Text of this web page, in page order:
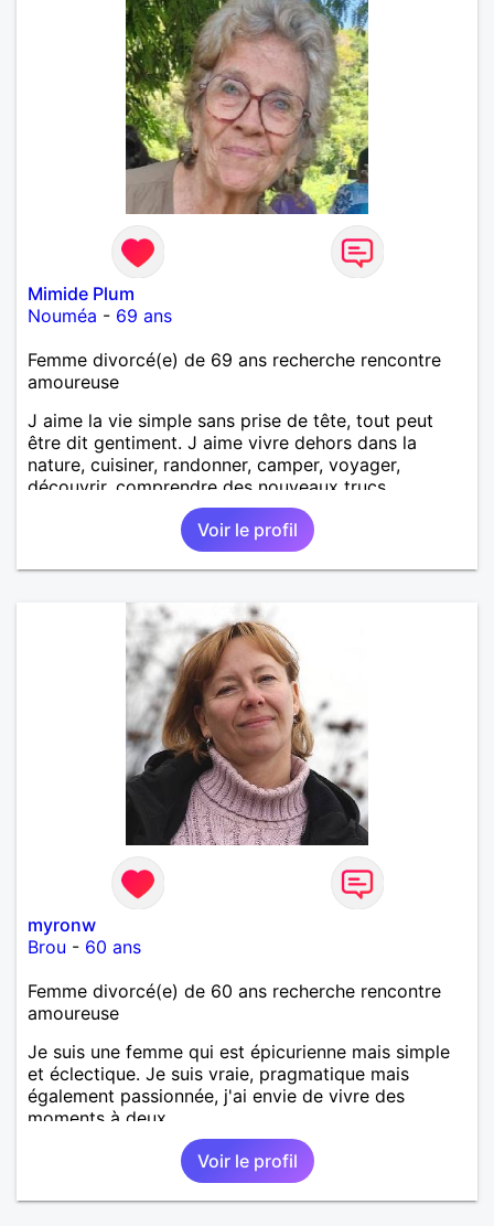
Mimide Plum
Nouméa - 69 ans
Femme divorcé(e) de 69 ans recherche rencontre
amoureuse
J aime la vie simple sans prise de tête, tout peut
être dit gentiment. J aime vivre dehors dans la
nature, cuisiner, randonner, camper, voyager,
découvrir, comprendre des nouveaux trucs
techniques et sur la vie des êtres vivants. J aime
danser, faire la fête. Je ne bois pratiquement pas d
alcool, je fume rarement, je ris souvent. Je cherche
un vrai amoureux pour continuer à profiter de la vie
en ai marre je veux partagé et rigoler
Voir le profil
myronw
Brou - 60 ans
Femme divorcé(e) de 60 ans recherche rencontre
amoureuse
Je suis une femme qui est épicurienne mais simple
et éclectique. Je suis vraie, pragmatique mais
également passionnée, j'ai envie de vivre des
moments à deux.
Voir le profil